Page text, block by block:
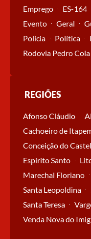
Emprego
ES-164
Evento
Geral
Polícia
Política
Rodovia Pedro Cola
REGIÕES
Afonso Cláudio
Cachoeiro de
Conceição do
Espírito Santo
Marechal Floriano
Santa Leopoldina
Santa Teresa
Venda Nova do